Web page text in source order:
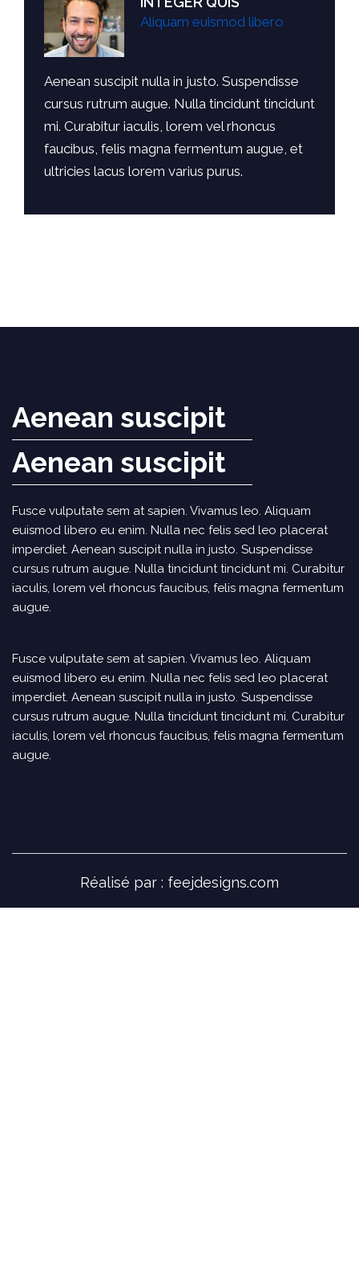
Aliquam euismod libero
Aenean suscipit nulla in justo. Suspendisse
cursus rutrum augue. Nulla tincidunt tincidunt
mi. Curabitur iaculis, lorem vel rhoncus
faucibus, felis magna fermentum augue, et
ultricies lacus lorem varius purus.
Aenean suscipit
Aenean suscipit
Fusce vulputate sem at sapien. Vivamus leo. Aliquam
euismod libero eu enim. Nulla nec felis sed leo placerat
imperdiet. Aenean suscipit nulla in justo. Suspendisse
cursus rutrum augue. Nulla tincidunt tincidunt mi. Curabitur
iaculis, lorem vel rhoncus faucibus, felis magna fermentum
augue.
Fusce vulputate sem at sapien. Vivamus leo. Aliquam
euismod libero eu enim. Nulla nec felis sed leo placerat
imperdiet. Aenean suscipit nulla in justo. Suspendisse
cursus rutrum augue. Nulla tincidunt tincidunt mi. Curabitur
iaculis, lorem vel rhoncus faucibus, felis magna fermentum
augue.
Réalisé par : feejdesigns.com